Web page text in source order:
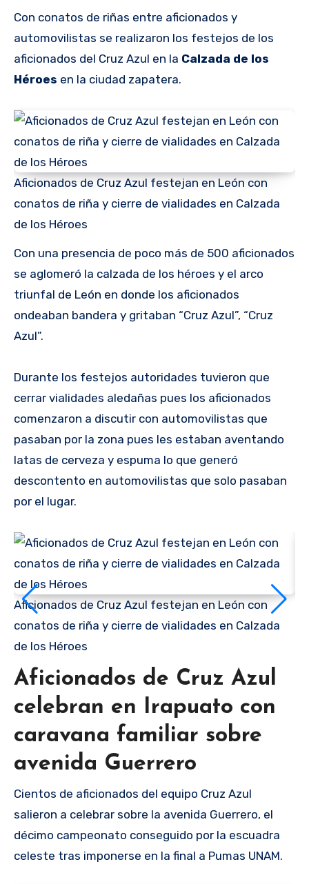
Con conatos de riñas entre aficionados y
automovilistas se realizaron los festejos de los
aficionados del Cruz Azul en la Calzada de los
Héroes en la ciudad zapatera.
Aficionados de Cruz Azul festejan en León con
conatos de riña y cierre de vialidades en Calzada
de los Héroes
Con una presencia de poco más de 500 aficionados
se aglomeró la calzada de los héroes y el arco
triunfal de León en donde los aficionados
ondeaban bandera y gritaban “Cruz Azul”, “Cruz
Azul”.
Durante los festejos autoridades tuvieron que
cerrar vialidades aledañas pues los aficionados
comenzaron a discutir con automovilistas que
pasaban por la zona pues les estaban aventando
latas de cerveza y espuma lo que generó
descontento en automovilistas que solo pasaban
por el lugar.
Aficionados de Cruz Azul festejan en León con
conatos de riña y cierre de vialidades en Calzada
de los Héroes
Aficionados de Cruz Azul
celebran en Irapuato con
caravana familiar sobre
avenida Guerrero
Cientos de aficionados del equipo Cruz Azul
salieron a celebrar sobre la avenida Guerrero, el
décimo campeonato conseguido por la escuadra
celeste tras imponerse en la final a Pumas UNAM.